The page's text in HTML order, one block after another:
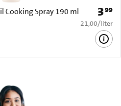
Cooking Spray 190 ml Prijs:
399
€ 21,00 per
21,00/liter